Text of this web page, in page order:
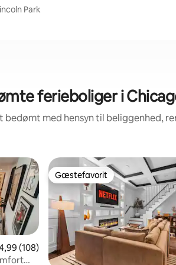
Park
ferieboliger i
med hensyn til beliggenhed,
ud af 5 i gennemsnitlig bedømmelse,
(108)
Gæstefavorit
Gæstefavorit